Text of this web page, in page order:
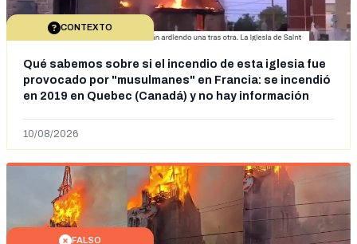
CONTEXTO
Qué sabemos sobre si el incendio de esta iglesia fue
provocado por "musulmanes" en Francia: se incendió
en 2019 en Quebec (Canadá) y no hay información
10/08/2026
FALSO